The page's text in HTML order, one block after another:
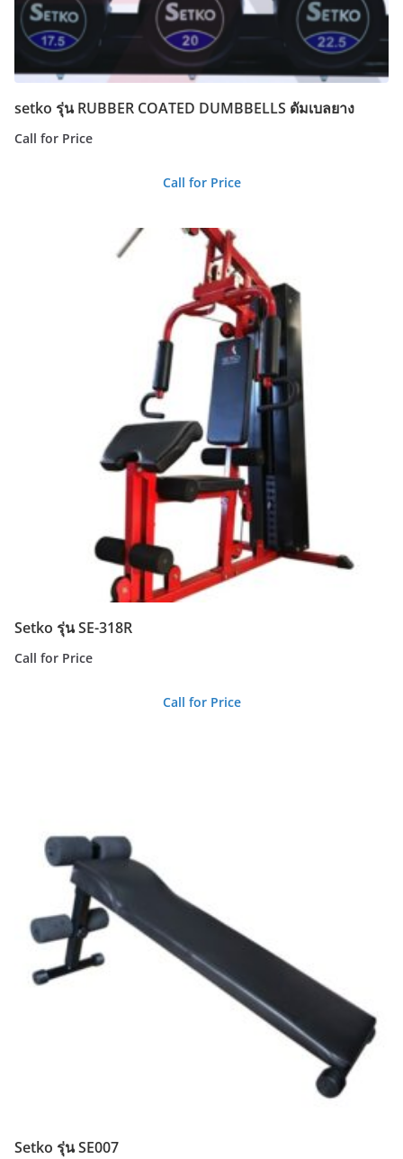
setko รุ่น RUBBER COATED DUMBBELLS ดัมเบลยาง
Call for Price
Call for Price
Setko รุ่น SE-318R
Call for Price
Call for Price
Setko รุ่น SE007